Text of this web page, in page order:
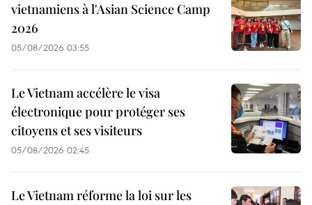
vietnamiens à l'Asian Science Camp
2026
05/08/2026 03:55
Le Vietnam accélère le visa
électronique pour protéger ses
citoyens et ses visiteurs
05/08/2026 02:45
Le Vietnam réforme la loi sur les